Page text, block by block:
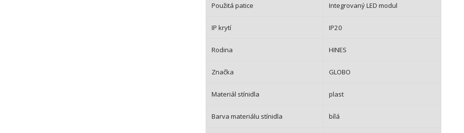
Použitá patice Integrovaný LED modul
IP krytí IP20
Rodina HINES
Značka GLOBO
Materiál stínidla plast
Barva materiálu stínidla bílá